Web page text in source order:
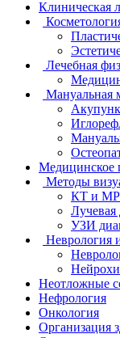
Клиническая
Лечебная
Мануальная
Медицинское
Методы
КТ и
Лучевая
УЗИ
Неврология
Неотложные
Нефрология
Онкология
Организация